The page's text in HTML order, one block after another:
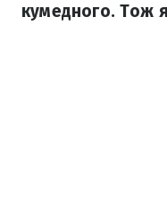
кумедного. Тож